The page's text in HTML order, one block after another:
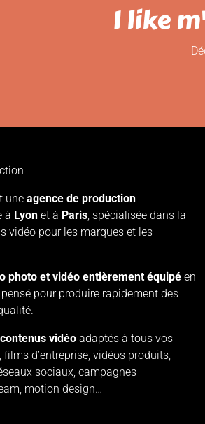
I like
une agence de production
à Lyonet à Paris, spécialisée dans la
vidéo pour les marques et les
photo et vidéo entièrement équipéen
pour produire rapidement des
contenus vidéoadaptés à tous vos
d’entreprise, vidéos produits,
sociaux, campagnes
motion design…